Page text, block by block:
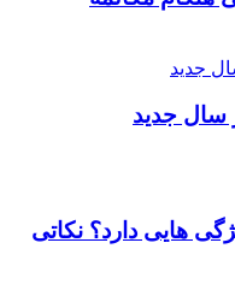
سال جدید
هایی دارد؟ نکاتی